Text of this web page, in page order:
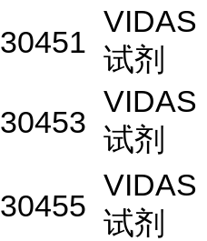
30451
VIDAS
试剂
30453
VIDAS
试剂
30455
VIDAS
试剂